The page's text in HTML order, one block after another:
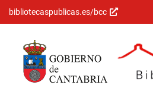
Saltar al
principal
bibliotecaspublicas.es/bcc